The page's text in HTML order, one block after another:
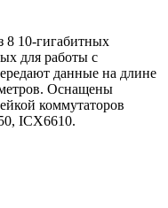
8 10-гигабитных
для работы с
данные на длине
Оснащены
коммутаторов
ICX6610.